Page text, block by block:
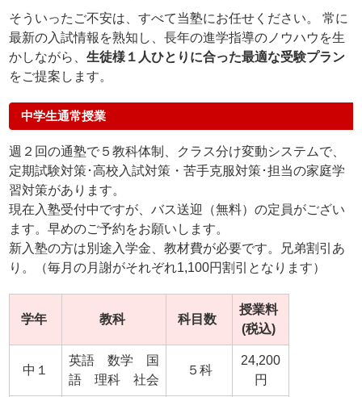
そういったご不安は、すべて当塾にお任せください。 常に
最新の入試情報を熟知し、長年の進学指導のノウハウを生
かしながら、生徒様１人ひとりに合った最適な受験プラン
をご提案します。
中学生通常授業
週２回の通塾で５教科体制、クラス分け変動システムで、
定期試験対策･高校入試対策・苦手克服対策･担当の家庭学
習対策があります。
現在入塾受付中ですが、バス送迎（無料）の定員がござい
ます。早めのご予約をお願いします。
新入塾の方は別途入学金、教材費が必要です。兄弟割引あ
り。（毎月の月謝がそれぞれ1,100円割引となります）
学年 教科 科目数
授業料
(税込)
中１
英語 数学 国
語 理科 社会
５科
24,200
円